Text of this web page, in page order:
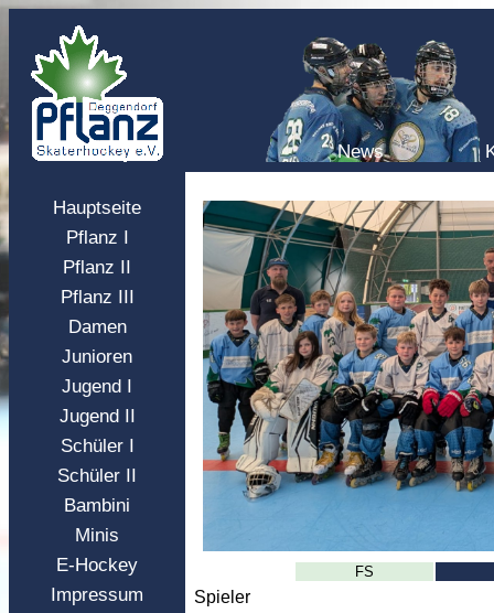
News
Hauptseite
Pflanz I
Pflanz II
Pflanz III
Damen
Junioren
Jugend I
Jugend II
Schüler I
Schüler II
Bambini
Minis
E-Hockey
Impressum
FS
Spieler